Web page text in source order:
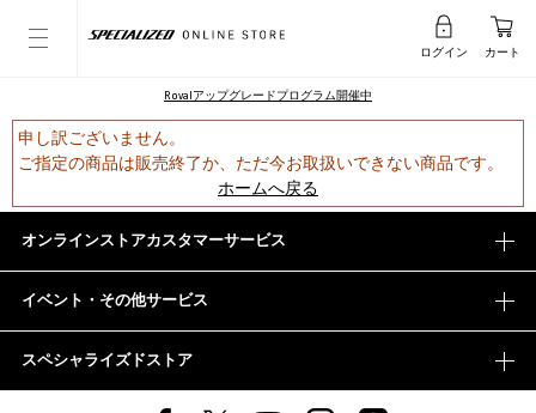
ログイン カート
Rovalアップグレードプログラム開催中
申し訳ございません。
ご指定の商品は販売終了か、ただ今お取扱いできない商品です。
ホームへ戻る
オンラインストアカスタマーサービス
イベント・その他サービス
スペシャライズドストア